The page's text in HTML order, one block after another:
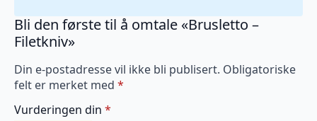
Bli den første til å omtale «Brusletto –
Filetkniv»
Din e-postadresse vil ikke bli publisert. Obligatoriske
felt er merket med *
Vurderingen din *